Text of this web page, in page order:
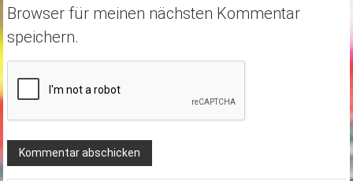
Browser für meinen nächsten Kommentar
speichern.